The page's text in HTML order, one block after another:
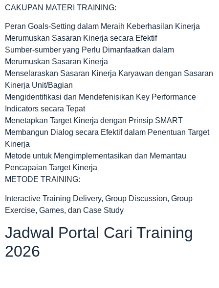
CAKUPAN MATERI TRAINING:
Peran Goals-Setting dalam Meraih Keberhasilan Kinerja
Merumuskan Sasaran Kinerja secara Efektif
Sumber-sumber yang Perlu Dimanfaatkan dalam
Merumuskan Sasaran Kinerja
Menselaraskan Sasaran Kinerja Karyawan dengan Sasaran
Kinerja Unit/Bagian
Mengidentifikasi dan Mendefenisikan Key Performance
Indicators secara Tepat
Menetapkan Target Kinerja dengan Prinsip SMART
Membangun Dialog secara Efektif dalam Penentuan Target
Kinerja
Metode untuk Mengimplementasikan dan Memantau
Pencapaian Target Kinerja
METODE TRAINING:
Interactive Training Delivery, Group Discussion, Group
Exercise, Games, dan Case Study
Jadwal Portal Cari Training
2026